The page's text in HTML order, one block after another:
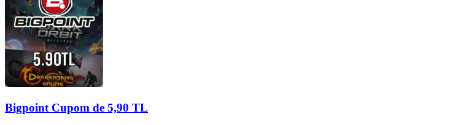
Bigpoint Cupom de 5,90 TL